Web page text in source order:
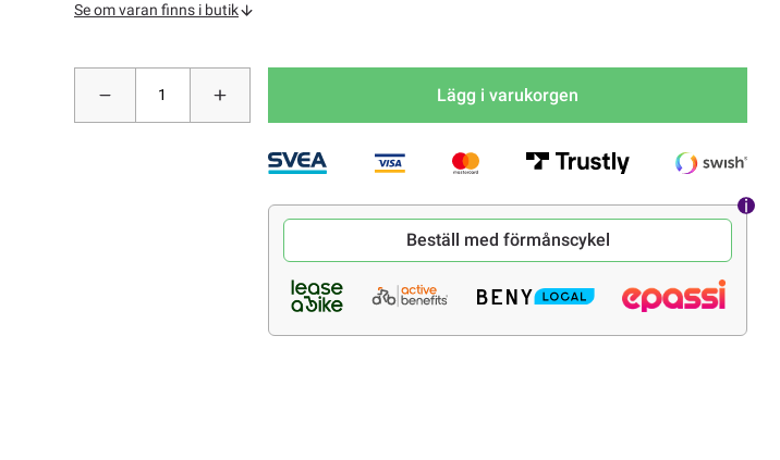
Se om varan finns i butik
Lägg i varukorgen
Beställ med förmånscykel